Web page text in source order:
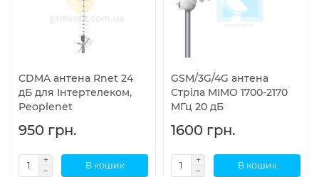
CDMA антена Rnet 24
дБ для Інтертелеком,
Peoplenet
950 грн.
В кошик
GSM/3G/4G антена
Стріла MIMO 1700-2170
МГц 20 дБ
1600 грн.
В кошик